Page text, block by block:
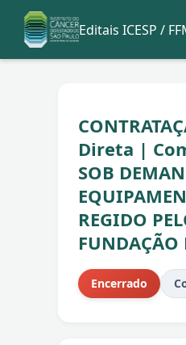
Editais ICESP /
Direta |
SOB
REGIDO
FUNDAÇÃO
Encerrado